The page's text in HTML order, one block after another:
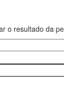
o resultado da